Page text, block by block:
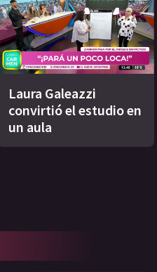
Laura Galeazzi
convirtió el estudio en
un aula